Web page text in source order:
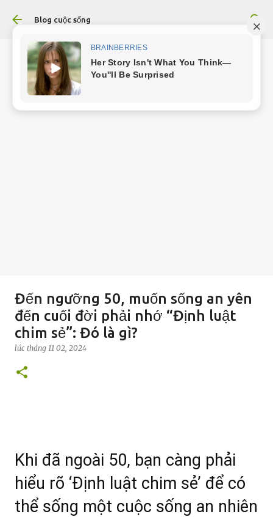
Chuyển đến nội dung chính
Blog cuộc sống
Đến ngưỡng 50, muốn sống an yên
đến cuối đời phải nhớ “Định luật
chim sẻ”: Đó là gì?
lúc tháng 11 02, 2024
Khi đã ngoài 50, bạn càng phải
hiểu rõ ‘Định luật chim sẻ’ để có
thể sống một cuộc sống an nhiên